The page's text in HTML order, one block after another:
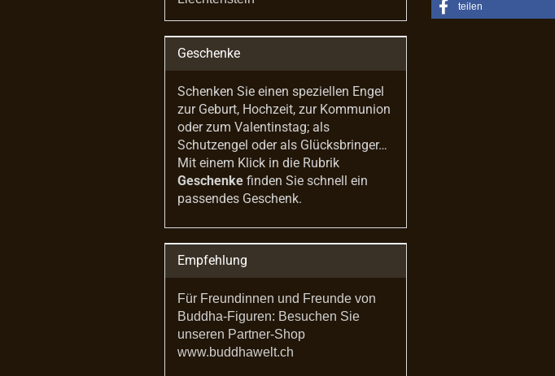
teilen
Geschenke
Schenken Sie einen speziellen Engel
zur Geburt, Hochzeit, zur Kommunion
oder zum Valentinstag; als
Schutzengel oder als Glücksbringer…
Mit einem Klick in die Rubrik
Geschenke finden Sie schnell ein
passendes Geschenk.
Empfehlung
Für Freundinnen und Freunde von
Buddha-Figuren: Besuchen Sie
unseren Partner-Shop
www.buddhawelt.ch